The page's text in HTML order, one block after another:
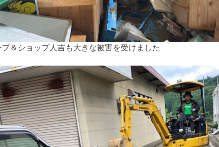
プ＆ショップ人吉も大きな被害を受けました